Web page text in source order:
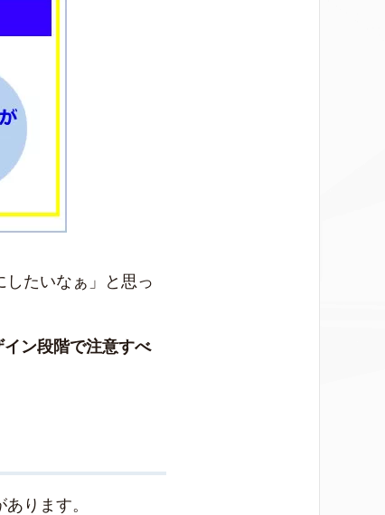
したいなぁ」と思っ
ン段階で注意すべ
ります。